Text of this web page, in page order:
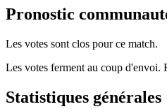
Pronostic
Les votes sont clos pour ce match.
Les votes ferment au coup d'envoi.
Statistiques générales